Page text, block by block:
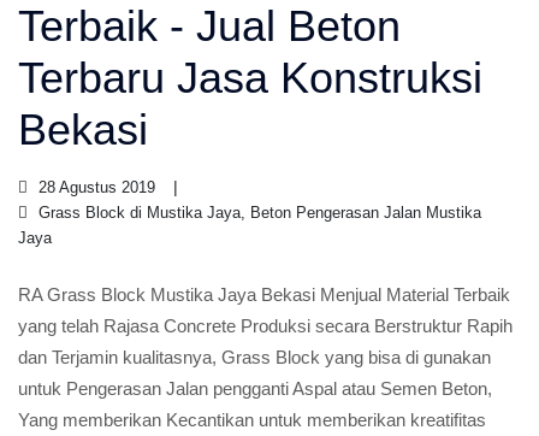
Terbaik - Jual Beton
Terbaru Jasa Konstruksi
Bekasi
28 Agustus 2019
Grass Block di Mustika Jaya, Beton Pengerasan Jalan Mustika
Jaya
RA Grass Block Mustika Jaya Bekasi Menjual Material Terbaik
yang telah Rajasa Concrete Produksi secara Berstruktur Rapih
dan Terjamin kualitasnya, Grass Block yang bisa di gunakan
untuk Pengerasan Jalan pengganti Aspal atau Semen Beton,
Yang memberikan Kecantikan untuk memberikan kreatifitas